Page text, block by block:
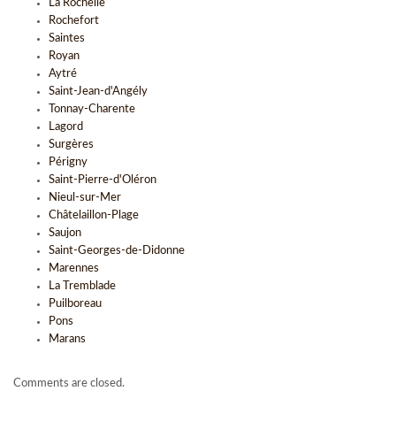
La Rochelle
Rochefort
Saintes
Royan
Aytré
Saint-Jean-d'Angély
Tonnay-Charente
Lagord
Surgères
Périgny
Saint-Pierre-d'Oléron
Nieul-sur-Mer
Châtelaillon-Plage
Saujon
Saint-Georges-de-Didonne
Marennes
La Tremblade
Puilboreau
Pons
Marans
Comments are closed.